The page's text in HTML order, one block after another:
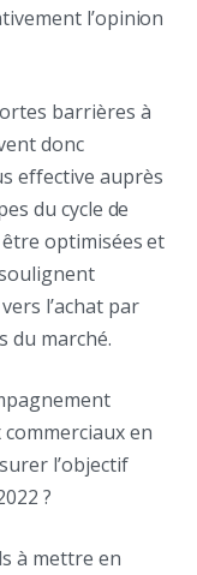
l’opinion
barrières à
donc
effective auprès
du cycle de
optimisées et
l’achat par
du marché.
en
l’objectif
?
à mettre en